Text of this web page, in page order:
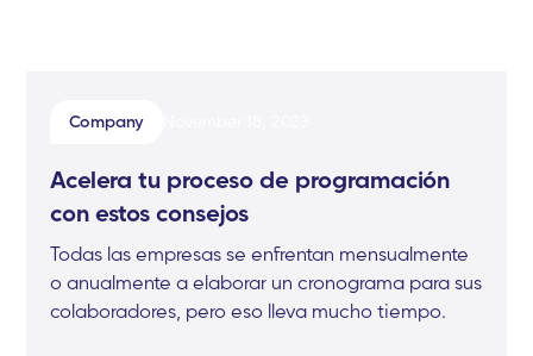
Company
Acelera tu proceso de programación
con estos consejos
Todas las empresas se enfrentan mensualmente
o anualmente a elaborar un cronograma para sus
colaboradores, pero eso lleva mucho tiempo.